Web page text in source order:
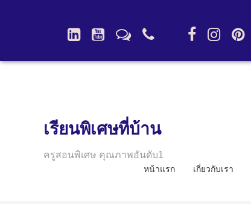
เรียนพิเศษที่บ้าน
ครูสอนพิเศษ คุณภาพอันดับ1
หน้าแรก เกี่ยวกับเรา